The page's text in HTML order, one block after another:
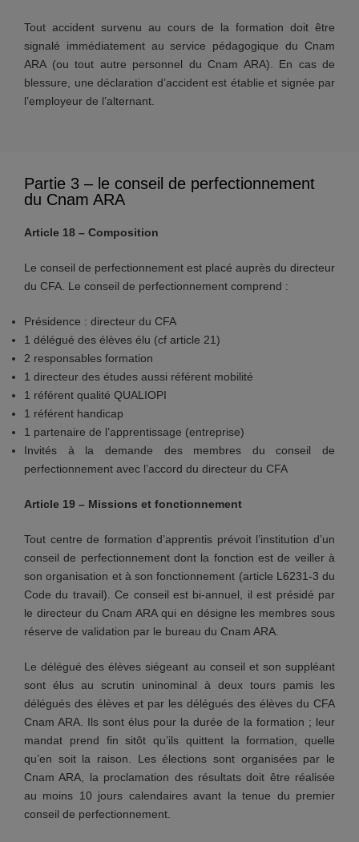
Tout accident survenu au cours de la formation doit être
signalé immédiatement au service pédagogique du Cnam
ARA (ou tout autre personnel du Cnam ARA). En cas de
blessure, une déclaration d’accident est établie et signée par
l’employeur de l’alternant.
Partie 3 – le conseil de perfectionnement
du Cnam ARA
Article 18 – Composition
Le conseil de perfectionnement est placé auprès du directeur
du CFA. Le conseil de perfectionnement comprend :
Présidence : directeur du CFA
1 délégué des élèves élu (cf article 21)
2 responsables formation
1 directeur des études aussi référent mobilité
1 référent qualité QUALIOPI
1 référent handicap
1 partenaire de l’apprentissage (entreprise)
Invités à la demande des membres du conseil de
perfectionnement avec l’accord du directeur du CFA
Article 19 – Missions et fonctionnement
Tout centre de formation d’apprentis prévoit l’institution d’un
conseil de perfectionnement dont la fonction est de veiller à
son organisation et à son fonctionnement (article L6231-3 du
Code du travail). Ce conseil est bi-annuel, il est présidé par
le directeur du Cnam ARA qui en désigne les membres sous
réserve de validation par le bureau du Cnam ARA.
Le délégué des élèves siégeant au conseil et son suppléant
sont élus au scrutin uninominal à deux tours pamis les
délégués des élèves et par les délégués des élèves du CFA
Cnam ARA. Ils sont élus pour la durée de la formation ; leur
mandat prend fin sitôt qu’ils quittent la formation, quelle
qu’en soit la raison. Les élections sont organisées par le
Cnam ARA, la proclamation des résultats doit être réalisée
au moins 10 jours calendaires avant la tenue du premier
conseil de perfectionnement.